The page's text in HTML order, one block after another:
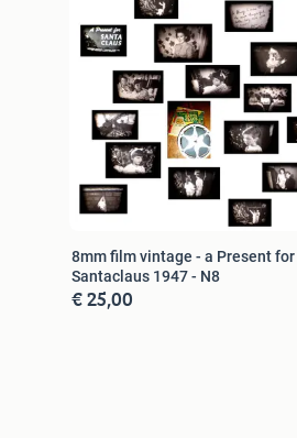
8mm film vintage - a Present for
Santaclaus 1947 - N8
€ 25,00